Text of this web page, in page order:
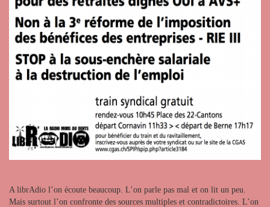
A librAdio l’on écoute beaucoup. L’on parle pas mal et on lit un peu.
Mais surtout l’on confronte des sources multiples et contradictoires. L’on